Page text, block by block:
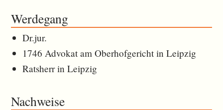
Werdegang
Dr.jur.
1746 Advokat am Oberhofgericht in Leipzig
Ratsherr in Leipzig
Nachweise